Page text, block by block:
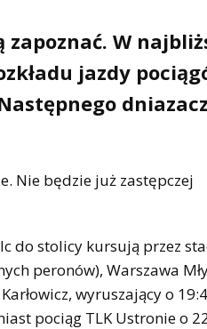
W
jazdy
Nie będzie już zastępczej
do stolicy kursują przez
peronów), Warszawa
wyruszający o
pociąg TLK Ustronie o